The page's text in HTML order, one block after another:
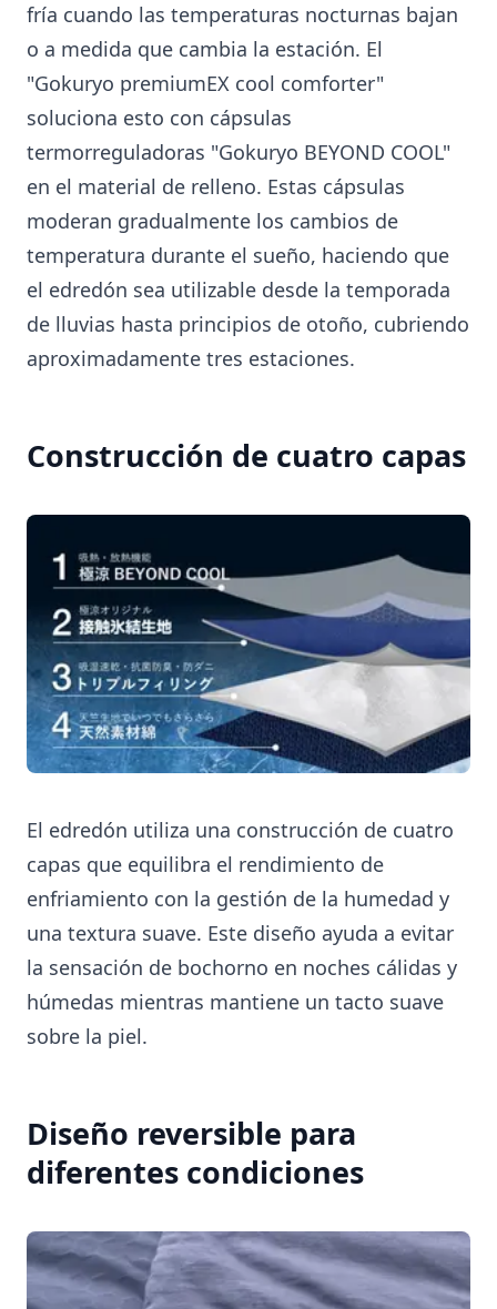
fría cuando las temperaturas nocturnas bajan
o a medida que cambia la estación. El
"Gokuryo premiumEX cool comforter"
soluciona esto con cápsulas
termorreguladoras "Gokuryo BEYOND COOL"
en el material de relleno. Estas cápsulas
moderan gradualmente los cambios de
temperatura durante el sueño, haciendo que
el edredón sea utilizable desde la temporada
de lluvias hasta principios de otoño, cubriendo
aproximadamente tres estaciones.
Construcción de cuatro capas
El edredón utiliza una construcción de cuatro
capas que equilibra el rendimiento de
enfriamiento con la gestión de la humedad y
una textura suave. Este diseño ayuda a evitar
la sensación de bochorno en noches cálidas y
húmedas mientras mantiene un tacto suave
sobre la piel.
Diseño reversible para
diferentes condiciones